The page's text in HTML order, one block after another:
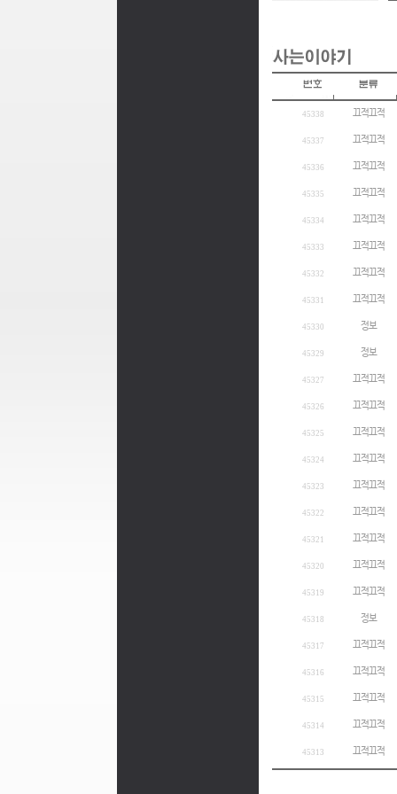
45338 끄적끄적
45337 끄적끄적
45336 끄적끄적
45335 끄적끄적
45334 끄적끄적
45333 끄적끄적
45332 끄적끄적
45331 끄적끄적
45330 정보
45329 정보
45327 끄적끄적
45326 끄적끄적
45325 끄적끄적
45324 끄적끄적
45323 끄적끄적
45322 끄적끄적
45321 끄적끄적
45320 끄적끄적
45319 끄적끄적
45318 정보
45317 끄적끄적
45316 끄적끄적
45315 끄적끄적
45314 끄적끄적
45313 끄적끄적